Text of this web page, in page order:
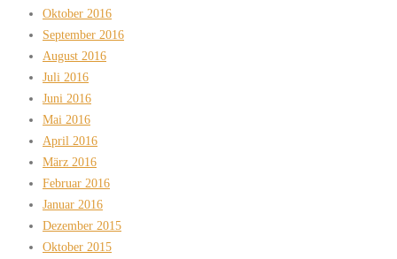
Oktober 2016
September 2016
August 2016
Juli 2016
Juni 2016
Mai 2016
April 2016
März 2016
Februar 2016
Januar 2016
Dezember 2015
Oktober 2015